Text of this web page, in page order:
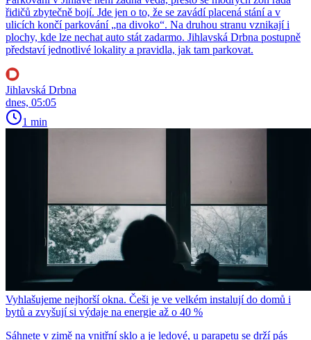
řidičů zbytečně bojí. Jde jen o to, že se zavádí placená stání a v
ulicích končí parkování „na divoko“. Na druhou stranu vznikají i
plochy, kde lze nechat auto stát zadarmo. Jihlavská Drbna postupně
představí jednotlivé lokality a pravidla, jak tam parkovat.
Jihlavská Drbna
dnes, 05:05
1 min
Vyhlašujeme nejhorší okna. Češi je ve velkém instalují do domů i
bytů a zvyšují si výdaje na energie až o 40 %
Sáhnete v zimě na vnitřní sklo a je ledové, u parapetu se drží pás